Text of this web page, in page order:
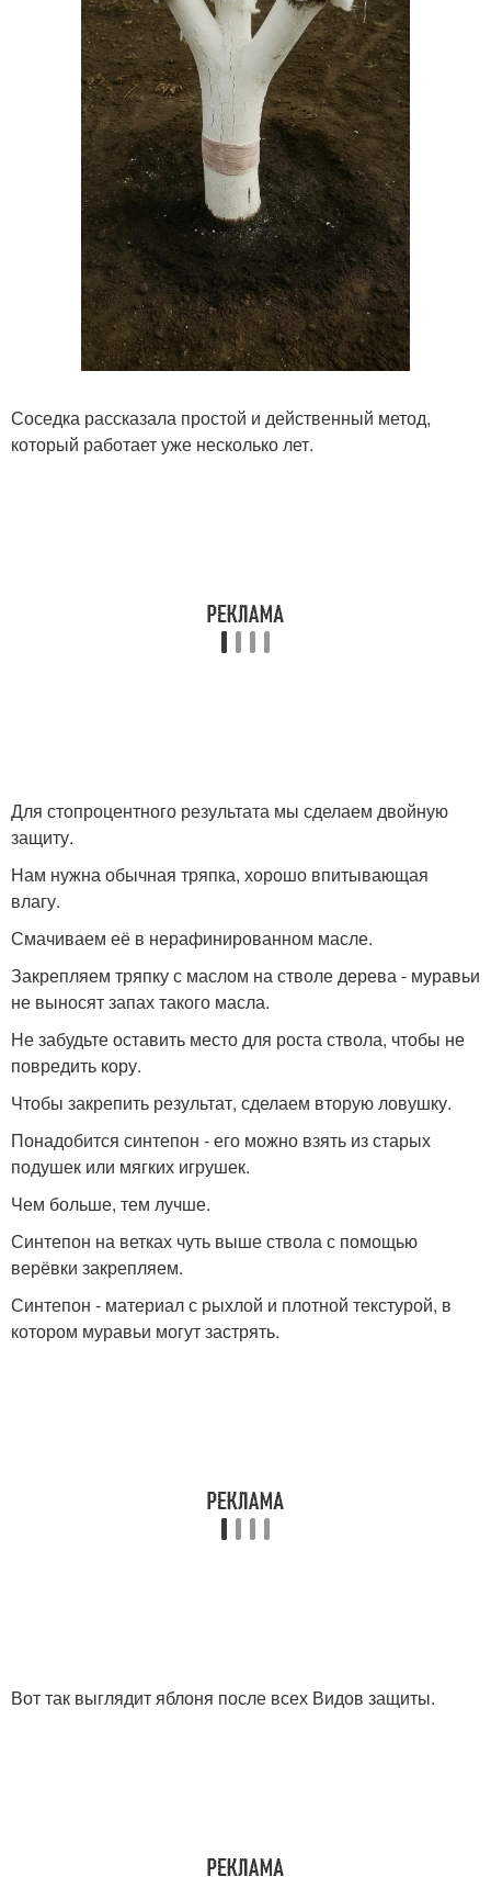
Соседка рассказала простой и действенный метод,
который работает уже несколько лет.
Для стопроцентного результата мы сделаем двойную
защиту.
Нам нужна обычная тряпка, хорошо впитывающая
влагу.
Смачиваем её в нерафинированном масле.
Закрепляем тряпку с маслом на стволе дерева - муравьи
не выносят запах такого масла.
Не забудьте оставить место для роста ствола, чтобы не
повредить кору.
Чтобы закрепить результат, сделаем вторую ловушку.
Понадобится синтепон - его можно взять из старых
подушек или мягких игрушек.
Чем больше, тем лучше.
Синтепон на ветках чуть выше ствола с помощью
верёвки закрепляем.
Синтепон - материал с рыхлой и плотной текстурой, в
котором муравьи могут застрять.
Вот так выглядит яблоня после всех Видов защиты.